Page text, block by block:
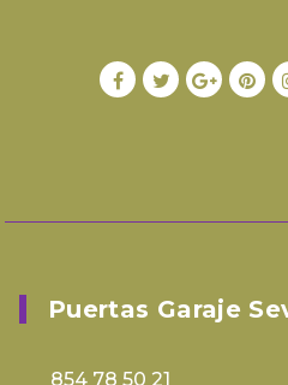
Puertas Garaje
854 78 50 21